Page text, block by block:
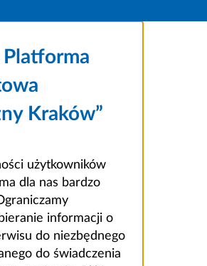
Platforma
Kraków”
użytkowników
dla nas bardzo
informacji o
do niezbędnego
do świadczenia